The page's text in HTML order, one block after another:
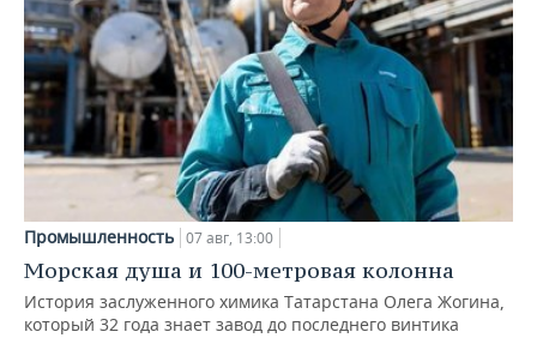
Промышленность 07 авг, 13:00
Морская душа и 100-метровая колонна
История заслуженного химика Татарстана Олега Жогина,
который 32 года знает завод до последнего винтика